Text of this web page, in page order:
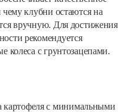
чему клубни остаются на
вручную. Для достижения
рекомендуется
колеса с грунтозацепами.
картофеля с минимальными